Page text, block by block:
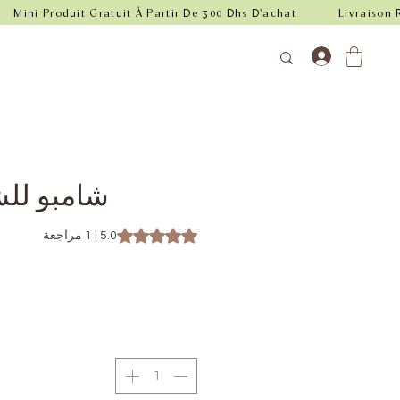
شامبو
of five stars based on 1 review
5.0 | 1 مراجعة